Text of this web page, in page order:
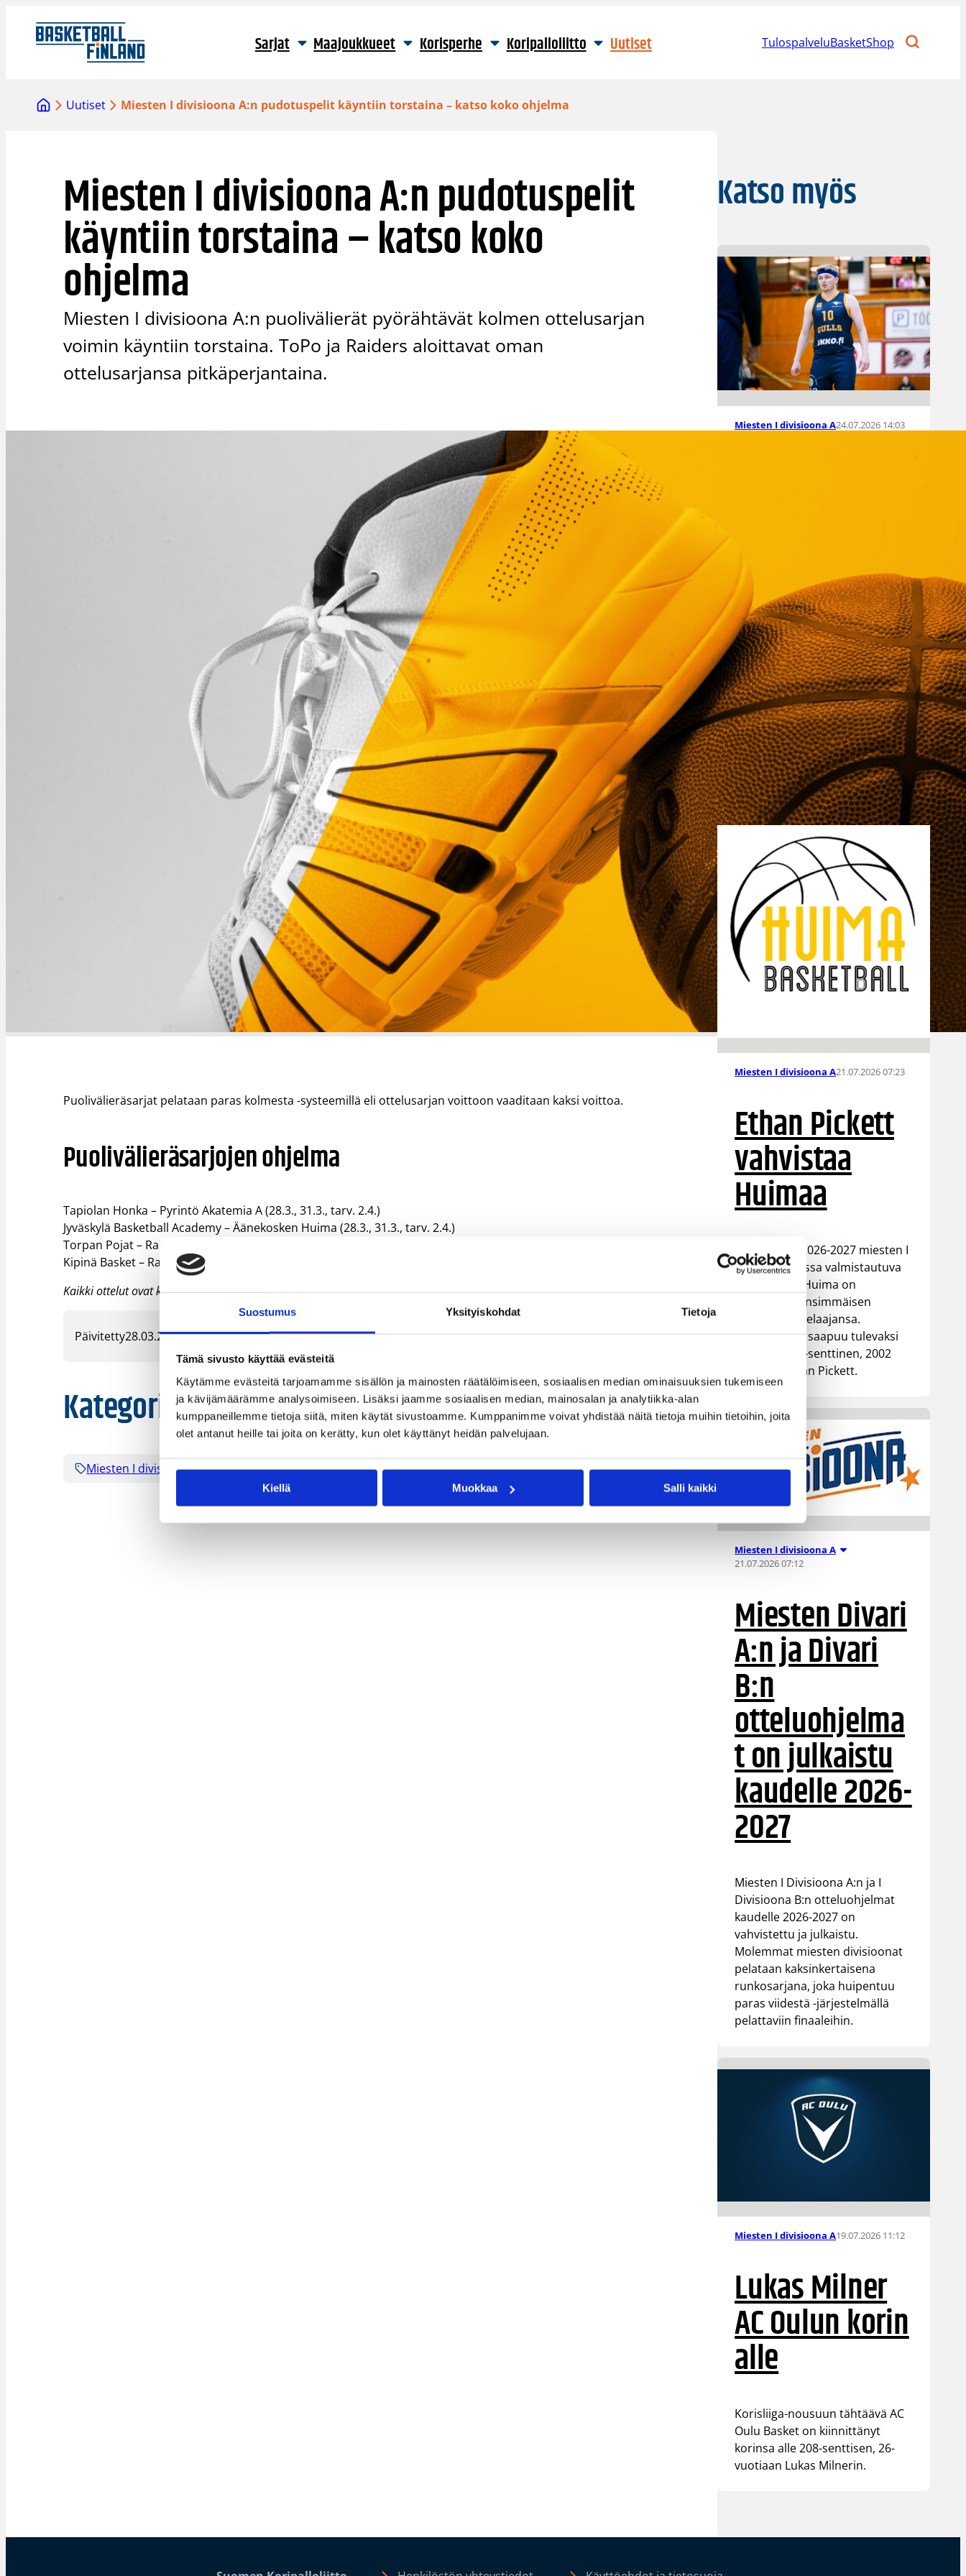
Suostumus Yksityiskohdat Tietoja
Tämä sivusto käyttää evästeitä
Käytämme evästeitä tarjoamamme sisällön ja mainosten räätälöimiseen, sosiaalisen median ominaisuuksien tukemiseen
ja kävijämäärämme analysoimiseen. Lisäksi jaamme sosiaalisen median, mainosalan ja analytiikka-alan
kumppaneillemme tietoja siitä, miten käytät sivustoamme. Kumppanimme voivat yhdistää näitä tietoja muihin tietoihin, joita
olet antanut heille tai joita on kerätty, kun olet käyttänyt heidän palvelujaan.
Kiellä Muokkaa Salli kaikki
sisältöön
Sarjat Maajoukkueet Korisperhe Koripalloliitto Uutiset TulospalveluBasketShop
Uutiset Miesten I divisioona A:n pudotuspelit käyntiin torstaina – katso koko ohjelma
Miesten I divisioona A:n pudotuspelit
käyntiin torstaina – katso koko
ohjelma
Miesten I divisioona A:n puolivälierät pyörähtävät kolmen ottelusarjan
voimin käyntiin torstaina. ToPo ja Raiders aloittavat oman
ottelusarjansa pitkäperjantaina.
Puolivälieräsarjat pelataan paras kolmesta -systeemillä eli ottelusarjan voittoon vaaditaan kaksi voittoa.
Puolivälieräsarjojen ohjelma
Tapiolan Honka – Pyrintö Akatemia A (28.3., 31.3., tarv. 2.4.)
Jyväskylä Basketball Academy – Äänekosken Huima (28.3., 31.3., tarv. 2.4.)
Torpan Pojat – Raiders Basket (29.3., 31.3., tarv. 2.4.)
Kipinä Basket – Raholan Pyrkivä (28.3., 31.3., tarv. 2.4.)
Kaikki ottelut ovat katsottavissaKoris.tv:ssä 6,90 euron ottelukohtaiseen hintaan.
Päivitetty28.03.2024
Kategoriat
Miesten I divisioona A Sarjat
Katso myös
Miesten I divisioona A24.07.2026 14:03
pelaajauutisia
Kokoonpanot miesten
divisioonakaudelle 2026-2027
ovat vahvistumassa hyvää
vauhtia. Pelaajasopimuksistaan
tulevalle kaudelle ovat viime
päivinä ilmoittaneet mm. Torpan
Pojat, Äänekosken Huima, KaU
Karkkila sekä Namika
Lappeenranta.
Miesten I divisioona A21.07.2026 07:23
Ethan Pickett
vahvistaa
Huimaa
Pelikauteen 2026-2027 miesten I
Divisioona A:ssa valmistautuva
Äänekosken Huima on
kiinnittänyt ensimmäisen
ulkomaalaispelaajansa.
Äänekoskelle saapuu tulevaksi
kaudeksi 196-senttinen, 2002
syntynyt Ethan Pickett.
Miesten I divisioona A
21.07.2026 07:12
Miesten Divari
A:n ja Divari
B:n
otteluohjelma
t on julkaistu
kaudelle 2026-
2027
Miesten I Divisioona A:n ja I
Divisioona B:n otteluohjelmat
kaudelle 2026-2027 on
vahvistettu ja julkaistu.
Molemmat miesten divisioonat
pelataan kaksinkertaisena
runkosarjana, joka huipentuu
paras viidestä -järjestelmällä
pelattaviin finaaleihin.
Miesten I divisioona A19.07.2026 11:12
Lukas Milner
AC Oulun korin
alle
Korisliiga-nousuun tähtäävä AC
Oulu Basket on kiinnittänyt
korinsa alle 208-senttisen, 26-
vuotiaan Lukas Milnerin.